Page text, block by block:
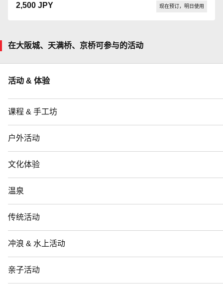
2,500 JPY 现在预订，明日使用
在大阪城、天满桥、京桥可参与的活动
活动 & 体验
课程 & 手工坊
户外活动
文化体验
温泉
传统活动
冲浪 & 水上活动
亲子活动